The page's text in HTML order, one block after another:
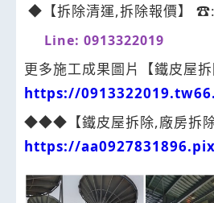
◆【拆除清運,拆除報價】 ☎:
Line: 0913322019
更多施工成果圖片【鐵皮屋
https://
◆◆◆【鐵皮屋拆除,廠房拆除
https://